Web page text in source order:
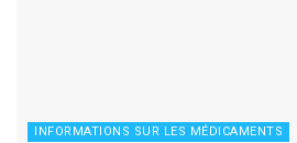
INFORMATIONS SUR LES MÉDICAMENTS